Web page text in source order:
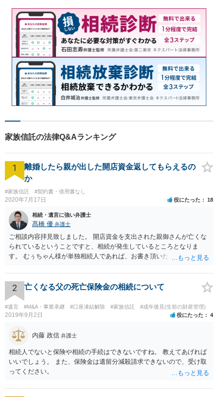
家族信託の法律Q&Aランキング
1
離婚したら親が出した開店資金返してもらえるの
か
#家族信託 #契約書・借用書なし
2020年7月17日 役にたった 18
相続・遺言に強い弁護士
髙橋 優 弁護士
ご相談内容拝見致しました。 開店資金を支出された親御さんが亡くな
られているということですと、相続が発生しているところとなりま
す。 むぅちゃん様が単独相続人であれば、お書き頂いたような方法で
相続人おられるということであれば、他の相続人との協議が必要とな
るところです。 また、当該点とは別にご主人から貸付ではなく贈与で
あると主張される可能性がございます。 その場合には、貸付であるこ
とを伺わせる事情をどれだけ積み重ねることが出来るか、というとこ
ろとなります。 返済の事実や、返済を約束するメール等です。 金額の
おく方が宜しいかと思います。 緊急という訳ではないかと思います
が、事前準備が早い方が有効な手段が増える傾向にありますので、早
目に弁護士を入れられることを御検討頂くと良いかと思います。
2 亡くなる父の死亡保険金の相続について
#遺言 #M&A・事業承継 #口座凍結解除 #家族信託 #成年後見(生前の財産管理)
2019年9月2日 役にたった 4
内藤 政信 弁護士
相続人でないと保険や相続の手続はできないですね。 教えてあげれば
いいでしょう。 また、保険金は遺留分減殺請求できないので、受け取
ってください。